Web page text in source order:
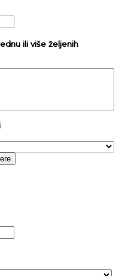
ili više željenih